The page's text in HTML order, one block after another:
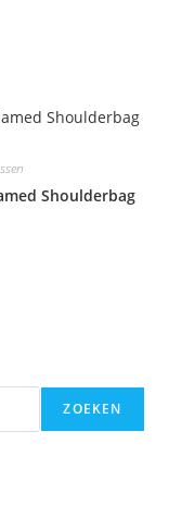
Shoulderbag
ZOEKEN